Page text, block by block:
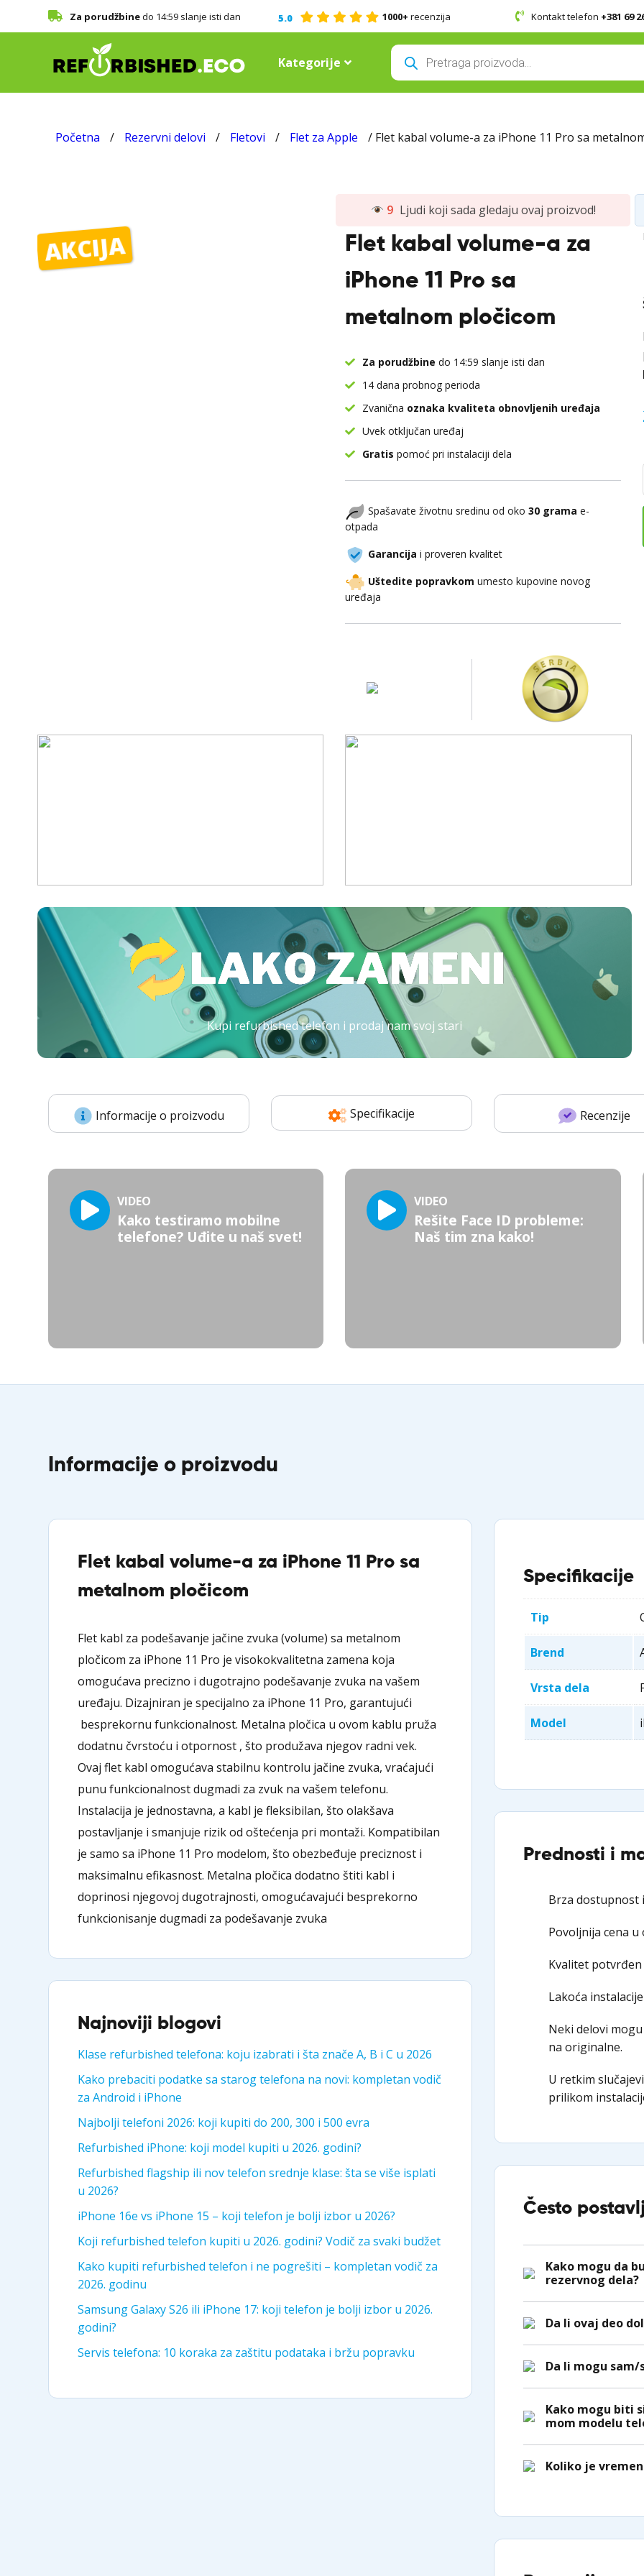
Za porudžbinedo 14:59 slanje isti dan 5.0 1000+ recenzija Kontakt telefon +381 69
Kategorije
Products
search
Početna / Rezervni delovi / Fletovi / Flet za Apple / Flet kabal volume-a za iPhone 11 Pro sa
9 Ljudi koji sada gledaju ovaj proizvod!
AKCIJA
Flet kabal volume-a za
iPhone 11 Pro sa
metalnom pločicom
Za porudžbine do 14:59 slanje isti dan
14 dana probnog perioda
Zvanična oznaka kvaliteta obnovljenih uređaja
Uvek otključan uređaj
Gratis pomoć pri instalaciji dela
Spašavate životnu sredinu od oko30 grama e-
otpada
Garancija i proveren kvalitet
Uštedite popravkom umesto kupovine novog
uređaja
Kupi refurbished telefon i prodaj nam svoj stari
Informacije o proizvodu Specifikacije Recenzije
VIDEO
Kako testiramo mobilne
telefone? Uđite u naš svet!
VIDEO
Rešite Face ID probleme:
Naš tim zna kako!
Informacije o proizvodu
Flet kabal volume-a za iPhone 11 Pro sa
metalnom pločicom
Flet kabl za podešavanje jačine zvuka (volume) sa metalnom
pločicom za iPhone 11 Pro je visokokvalitetna zamena koja
omogućava precizno i dugotrajno podešavanje zvuka na vašem
uređaju. Dizajniran je specijalno za iPhone 11 Pro, garantujući
besprekornu funkcionalnost. Metalna pločica u ovom kablu pruža
dodatnu čvrstoću i otpornost , što produžava njegov radni vek.
Ovaj flet kabl omogućava stabilnu kontrolu jačine zvuka, vraćajući
punu funkcionalnost dugmadi za zvuk na vašem telefonu.
Instalacija je jednostavna, a kabl je fleksibilan, što olakšava
postavljanje i smanjuje rizik od oštećenja pri montaži. Kompatibilan
je samo sa iPhone 11 Pro modelom, što obezbeđuje preciznost i
maksimalnu efikasnost. Metalna pločica dodatno štiti kabl i
doprinosi njegovoj dugotrajnosti, omogućavajući besprekorno
funkcionisanje dugmadi za podešavanje zvuka
Najnoviji blogovi
Klase refurbished telefona: koju izabrati i šta znače A, B i C u 2026
Kako prebaciti podatke sa starog telefona na novi: kompletan vodič
za Android i iPhone
Najbolji telefoni 2026: koji kupiti do 200, 300 i 500 evra
Refurbished iPhone: koji model kupiti u 2026. godini?
Refurbished flagship ili nov telefon srednje klase: šta se više isplati
u 2026?
iPhone 16e vs iPhone 15 – koji telefon je bolji izbor u 2026?
Koji refurbished telefon kupiti u 2026. godini? Vodič za svaki budžet
Kako kupiti refurbished telefon i ne pogrešiti – kompletan vodič za
2026. godinu
Samsung Galaxy S26 ili iPhone 17: koji telefon je bolji izbor u 2026.
godini?
Servis telefona: 10 koraka za zaštitu podataka i bržu popravku
Specifikacije
Tip
Brend
Vrsta dela
Model
Prednosti i
Brza dostupnost
Povoljnija cena
Kvalitet
Lakoća
Neki delovi
na originalne.
U retkim
prilikom
Često
Kako mogu da
rezervnog dela?
Da li ovaj deo
Da li mogu
Kako mogu biti
mom modelu
Koliko je